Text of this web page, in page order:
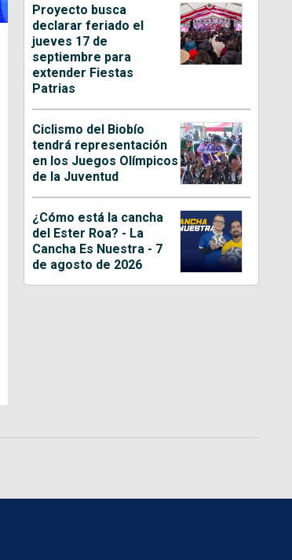
Proyecto busca
declarar feriado el
jueves 17 de
septiembre para
extender Fiestas
Patrias
Ciclismo del Biobío
tendrá representación
en los Juegos Olímpicos
de la Juventud
¿Cómo está la cancha
del Ester Roa? - La
Cancha Es Nuestra - 7
de agosto de 2026